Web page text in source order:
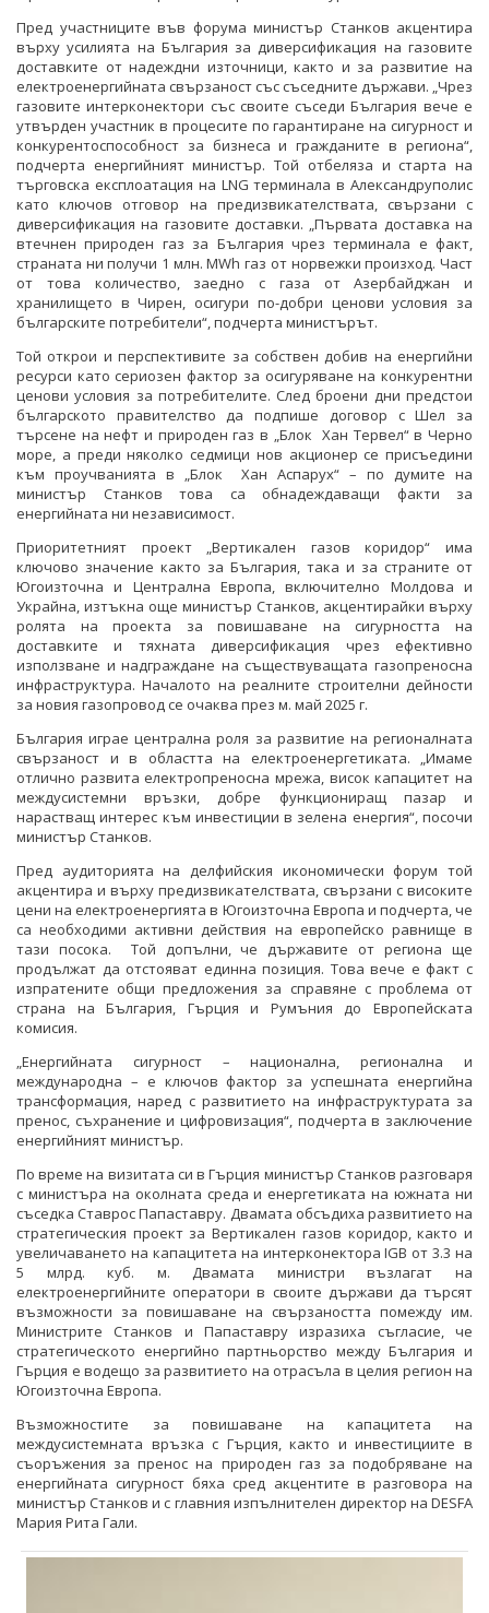
Пред участниците във форума министър Станков акцентира
върху усилията на България за диверсификация на газовите
доставките от надеждни източници, както и за развитие на
електроенергийната свързаност със съседните държави. „Чрез
газовите интерконектори със своите съседи България вече е
утвърден участник в процесите по гарантиране на сигурност и
конкурентоспособност за бизнеса и гражданите в региона“,
подчерта енергийният министър. Той отбеляза и старта на
търговска експлоатация на LNG терминала в Александруполис
като ключов отговор на предизвикателствата, свързани с
диверсификация на газовите доставки. „Първата доставка на
втечнен природен газ за България чрез терминала е факт,
страната ни получи 1 млн. MWh газ от норвежки произход. Част
от това количество, заедно с газа от Азербайджан и
хранилището в Чирен, осигури по-добри ценови условия за
българските потребители“, подчерта министърът.
Той открои и перспективите за собствен добив на енергийни
ресурси като сериозен фактор за осигуряване на конкурентни
ценови условия за потребителите. След броени дни предстои
българското правителство да подпише договор с Шел за
търсене на нефт и природен газ в „Блок Хан Тервел“ в Черно
море, а преди няколко седмици нов акционер се присъедини
към проучванията в „Блок Хан Аспарух“ – по думите на
министър Станков това са обнадеждаващи факти за
енергийната ни независимост.
Приоритетният проект „Вертикален газов коридор“ има
ключово значение както за България, така и за страните от
Югоизточна и Централна Европа, включително Молдова и
Украйна, изтъкна още министър Станков, акцентирайки върху
ролята на проекта за повишаване на сигурността на
доставките и тяхната диверсификация чрез ефективно
използване и надграждане на съществуващата газопреносна
инфраструктура. Началото на реалните строителни дейности
за новия газопровод се очаква през м. май 2025 г.
България играе централна роля за развитие на регионалната
свързаност и в областта на електроенергетиката. „Имаме
отлично развита електропреносна мрежа, висок капацитет на
междусистемни връзки, добре функциониращ пазар и
нарастващ интерес към инвестиции в зелена енергия“, посочи
министър Станков.
Пред аудиторията на делфийския икономически форум той
акцентира и върху предизвикателствата, свързани с високите
цени на електроенергията в Югоизточна Европа и подчерта, че
са необходими активни действия на европейско равнище в
тази посока. Той допълни, че държавите от региона ще
продължат да отстояват единна позиция. Това вече е факт с
изпратените общи предложения за справяне с проблема от
страна на България, Гърция и Румъния до Европейската
комисия.
„Енергийната сигурност – национална, регионална и
международна – е ключов фактор за успешната енергийна
трансформация, наред с развитието на инфраструктурата за
пренос, съхранение и цифровизация“, подчерта в заключение
енергийният министър.
По време на визитата си в Гърция министър Станков разговаря
с министъра на околната среда и енергетиката на южната ни
съседка Ставрос Папаставру. Двамата обсъдиха развитието на
стратегическия проект за Вертикален газов коридор, както и
увеличаването на капацитета на интерконектора IGB от 3.3 на
5 млрд. куб. м. Двамата министри възлагат на
електроенергийните оператори в своите държави да търсят
възможности за повишаване на свързаността помежду им.
Министрите Станков и Папаставру изразиха съгласие, че
стратегическото енергийно партньорство между България и
Гърция е водещо за развитието на отрасъла в целия регион на
Югоизточна Европа.
Възможностите за повишаване на капацитета на
междусистемната връзка с Гърция, както и инвестициите в
съоръжения за пренос на природен газ за подобряване на
енергийната сигурност бяха сред акцентите в разговора на
министър Станков и с главния изпълнителен директор на DESFA
Мария Рита Гали.